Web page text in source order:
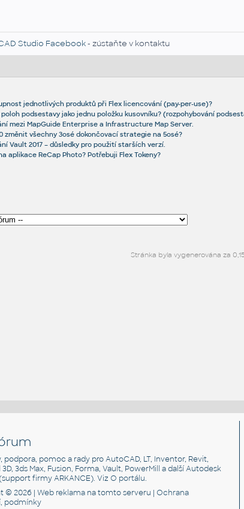
Studio Facebook- zústaňte v kontaktu
jednotlivých produktů při Flex licencování (pay-per-use)?
podsestavy jako jednu položku kusovníku? (rozpohybování
mezi MapGuide Enterprise a Infrastructure Map Server.
změnit všechny 3osé dokončovací strategie na 5osé?
Vault 2017 – důsledky pro použití starších verzí.
aplikace ReCap Photo? Potřebuji Flex Tokeny?
Stránka byla vygenerována za
podpora, pomoc a rady pro AutoCAD, LT, Inventor, Revit,
3D, 3ds Max, Fusion, Forma, Vault, PowerMill a další Autodesk
firmy ARKANCE). VizO portálu.
© 2026 |Web reklama na tomto serveru |Ochrana
podmínky